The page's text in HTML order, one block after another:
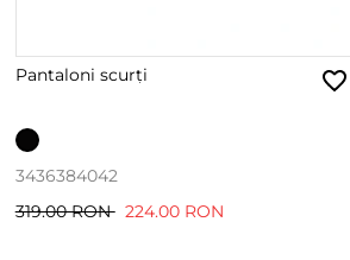
Pantaloni scurți
3436384042
319.00 RON 224.00 RON